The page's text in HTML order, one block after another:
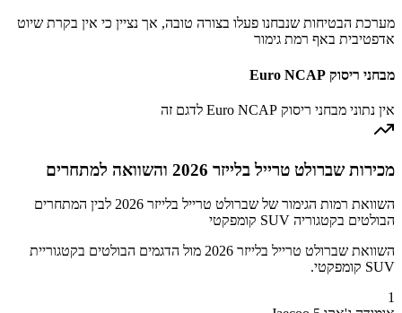
מערכת הבטיחות שנבחנו פעלו בצורה טובה, אך נציין כי אין בקרת שיוט
אדפטיבית באף רמת גימור
מבחני ריסוק Euro NCAP
אין נתוני מבחני ריסוק Euro NCAP לדגם זה
מכירות שברולט טרייל בלייזר 2026 והשוואה למתחרים
השוואת רמות הגימור של שברולט טרייל בלייזר 2026 לבין המתחרים
הבולטים בקטגוריה SUV קומפקטי
השוואת שברולט טרייל בלייזר 2026 מול הדגמים הבולטים בקטגוריית
SUV קומפקטי.
1